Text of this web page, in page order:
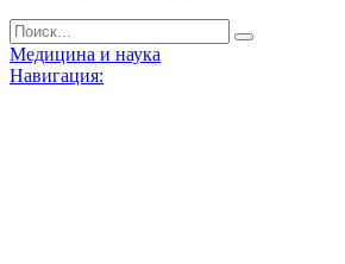
Медицина и наука
Навигация: